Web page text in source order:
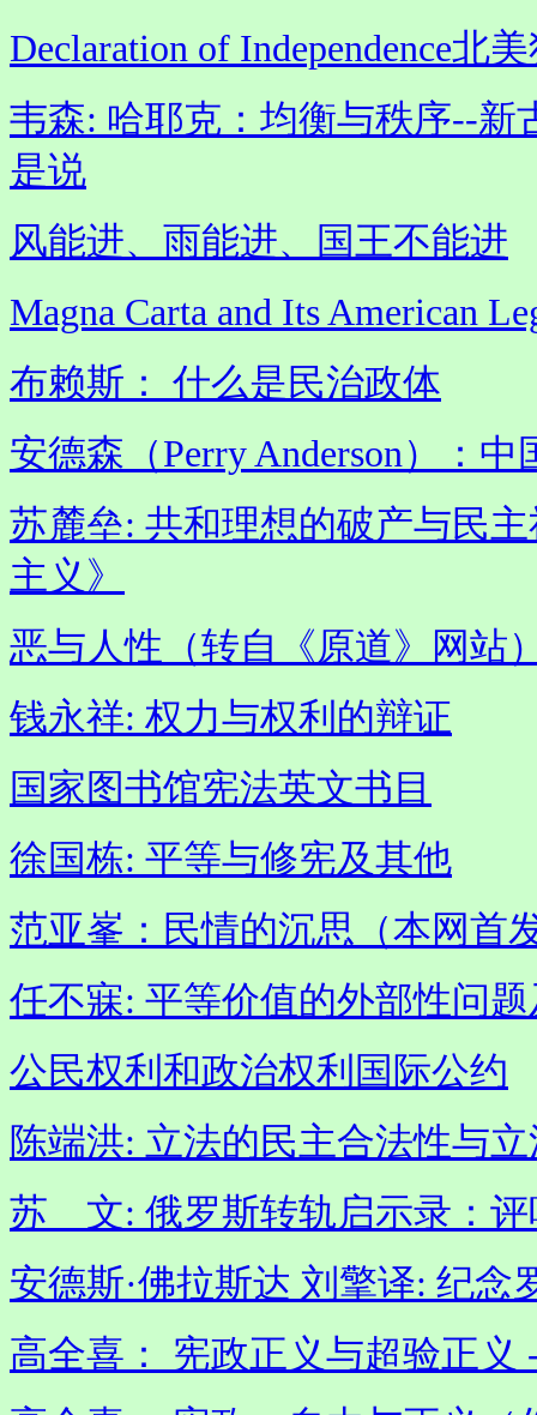
Declaration of Independence北
韦森: 哈耶克：均衡与秩序--新
是说
风能进、雨能进、国王不能进
Magna Carta and Its American
布赖斯： 什么是民治政体
安德森（Perry Anderson）：
苏麓垒: 共和理想的破产与民
主义》
恶与人性（转自《原道》网站
钱永祥: 权力与权利的辩证
国家图书馆宪法英文书目
徐国栋: 平等与修宪及其他
范亚峯：民情的沉思（本网首
任不寐: 平等价值的外部性问
公民权利和政治权利国际公约
陈端洪: 立法的民主合法性与
苏 文: 俄罗斯转轨启示录：评
安德斯·佛拉斯达 刘擎译: 纪念
高全喜： 宪政正义与超验正